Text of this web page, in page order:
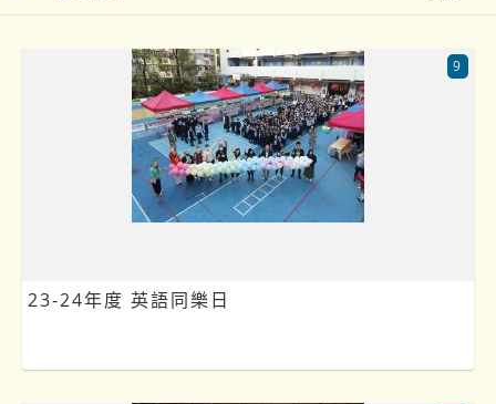
23-24年度 英語同樂日
9